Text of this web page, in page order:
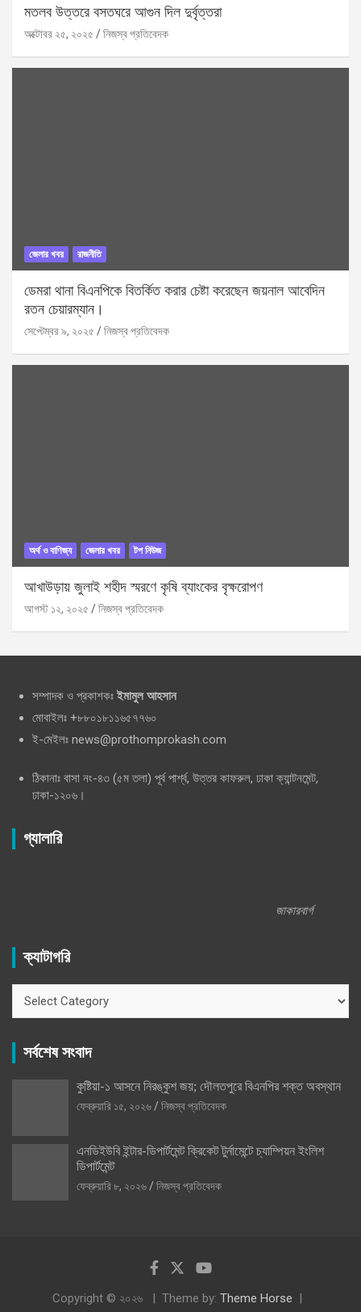
মতলব উত্তরে বসতঘরে আগুন দিল দুর্বৃত্তরা
অক্টোবর ২৫, ২০২৫ নিজস্ব প্রতিবেদক
জেলার খবর রাজনীতি
ডেমরা থানা বিএনপিকে বিতর্কিত করার চেষ্টা করেছেন জয়নাল আবেদিন
রতন চেয়ারম্যান।
সেপ্টেম্বর ৯, ২০২৫ নিজস্ব প্রতিবেদক
অর্থ ও বাণিজ্য জেলার খবর টপ নিউজ
আখাউড়ায় জুলাই শহীদ স্মরণে কৃষি ব্যাংকের বৃক্ষরোপণ
আগস্ট ১২, ২০২৫ নিজস্ব প্রতিবেদক
সম্পাদক ও প্রকাশকঃ ইমামুল আহসান
মোবাইলঃ +৮৮০১৮১১৬৫৭৭৬০
ই-মেইলঃ news@prothomprokash.com
ঠিকানাঃ বাসা নং-৪৩ (৫ম তলা) পূর্ব পার্শ্ব, উত্তর কাফরুল, ঢাকা ক্যান্টনমেন্ট,
ঢাকা-১২০৬।
গ্যালারি
জাকারবার্গ
ক্যাটাগরি
সর্বশেষ সংবাদ
কুষ্টিয়া-১ আসনে নিরঙ্কুশ জয়; দৌলতপুরে বিএনপির শক্ত অবস্থান
ফেব্রুয়ারি ১৫, ২০২৬
নিজস্ব প্রতিবেদক
এনডিইউবি ইন্টার-ডিপার্টমেন্ট ক্রিকেট টুর্নামেন্টে চ্যাম্পিয়ন ইংলিশ
ডিপার্টমেন্ট
ফেব্রুয়ারি ৮, ২০২৬
নিজস্ব প্রতিবেদক
Copyright © ২০২৬ Theme by: Theme Horse